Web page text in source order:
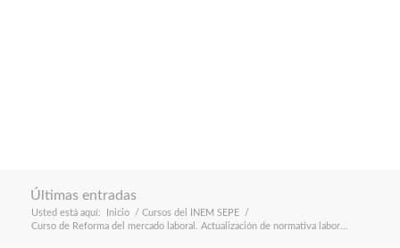
Últimas entradas
Usted está aquí: Inicio / Cursos del INEM SEPE
/
Curso de Reforma del mercado laboral. Actualización de normativa labor...